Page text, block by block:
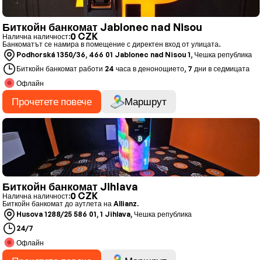
Биткойн банкомат Jablonec nad Nisou
Налична наличност:0 CZK
Банкоматът се намира в помещение с директен вход от улицата.
Podhorská 1350/36, 466 01 Jablonec nad Nisou 1, Чешка република
Биткойн банкомат работи 24 часа в денонощието, 7 дни в седмицата
Офлайн
Прочетете повече Маршрут
Биткойн банкомат Jihlava
Налична наличност:0 CZK
Биткойн банкомат до аутлета на Allianz.
Husova 1288/25 586 01, 1 Jihlava, Чешка република
24/7
Офлайн